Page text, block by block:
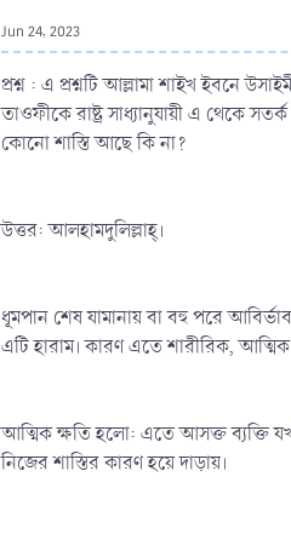
Jun 24, 2023
প্রশ্ন : এ প্রশ্নটি আল্লামা শাইখ ইবনে
তাওফীকে রাষ্ট্র সাধ্যানুযায়ী এ থেকে
কোনো শাস্তি আছে কি না?
উত্তর: আলহামদুলিল্লাহ্‌।
ধূমপান শেষ যামানায় বা বহু পরে
এটি হারাম। কারণ এতে শারীরিক,
আত্মিক ক্ষতি হলো: এতে আসক্ত ব্যক্তি
নিজের শাস্তির কারণ হয়ে দাড়ায়।